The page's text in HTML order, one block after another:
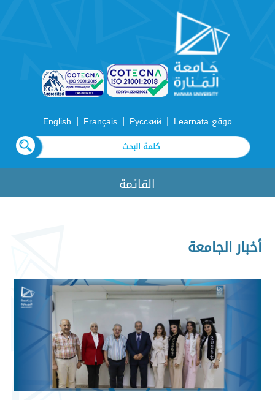
موقع Learnata |
Русский
|
Français
|
English
القائمة
أخبار الجامعة